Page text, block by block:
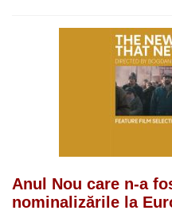
Anul Nou care n-a
nominalizările la